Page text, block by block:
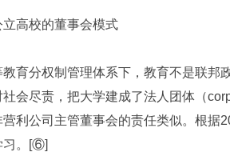
立高校的董事会模式
育分权制管理体系下，教育不是联邦
社会尽责，把大学建成了法人团体（
利公司主管董事会的责任类似。根据
习。[⑥]